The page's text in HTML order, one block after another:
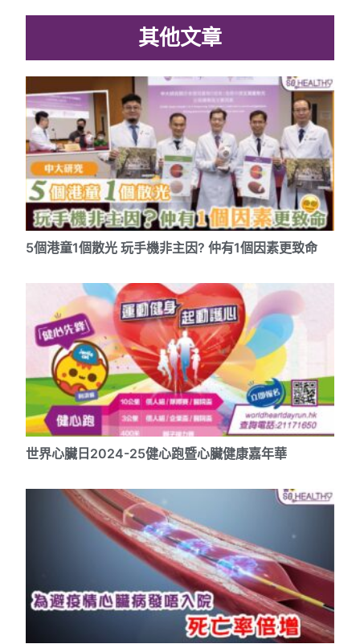
其他文章
5個港童1個散光 玩手機非主因? 仲有1個因素更致命
世界心臟日2024-25健心跑暨心臟健康嘉年華